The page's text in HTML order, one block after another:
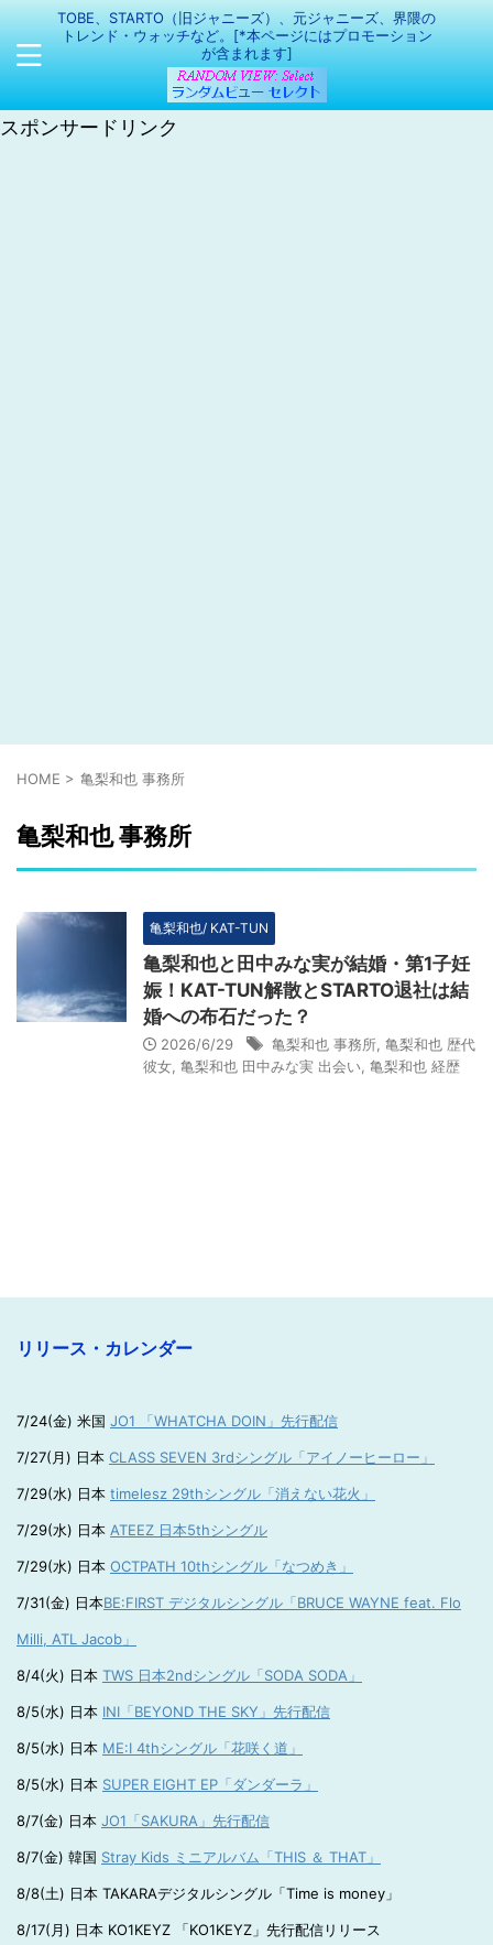
TOBE、STARTO（旧ジャニーズ）、元ジャニーズ、界隈の
トレンド・ウォッチなど。[*本ページにはプロモーション
が含まれます]
スポンサードリンク
HOME > 亀梨和也 事務所
亀梨和也 事務所
亀梨和也/ KAT-TUN
亀梨和也と田中みな実が結婚・第1子妊
娠！KAT-TUN解散とSTARTO退社は結
婚への布石だった？
2026/6/29 亀梨和也 事務所 亀梨和也 歴代
彼女 亀梨和也 田中みな実 出会い 亀梨和也 経歴
リリース・カレンダー
7/24(金) 米国 JO1 「WHATCHA DOIN」先行配信
7/27(月) 日本 CLASS SEVEN 3rdシングル「アイノーヒーロー」
7/29(水) 日本 timelesz 29thシングル「消えない花火」
7/29(水) 日本 ATEEZ 日本5thシングル
7/29(水) 日本 OCTPATH 10thシングル「なつめき」
7/31(金) 日本BE:FIRST デジタルシングル「BRUCE WAYNE feat. Flo
Milli, ATL Jacob」
8/4(火) 日本 TWS 日本2ndシングル「SODA SODA」
8/5(水) 日本 INI「BEYOND THE SKY」先行配信
8/5(水) 日本 ME:I 4thシングル「花咲く道」
8/5(水) 日本 SUPER EIGHT EP「ダンダーラ」
8/7(金) 日本 JO1「SAKURA」先行配信
8/7(金) 韓国 Stray Kids ミニアルバム「THIS ＆ THAT」
8/8(土) 日本 TAKARAデジタルシングル「Time is money」
8/17(月) 日本 KO1KEYZ 「KO1KEYZ」先行配信リリース